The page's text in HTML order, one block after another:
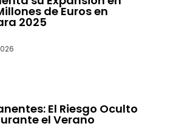
de Euros en
2025
El Riesgo Oculto
el Verano